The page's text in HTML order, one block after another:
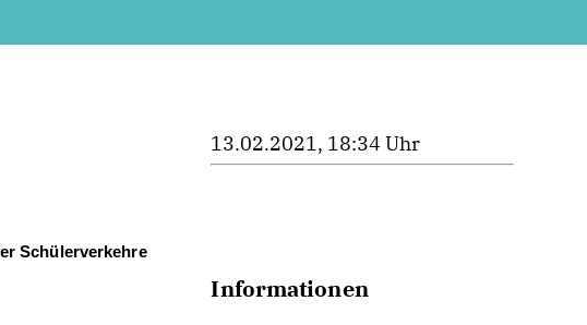
Schülerverkehre
13.02.2021, 18:34 Uhr
Informationen